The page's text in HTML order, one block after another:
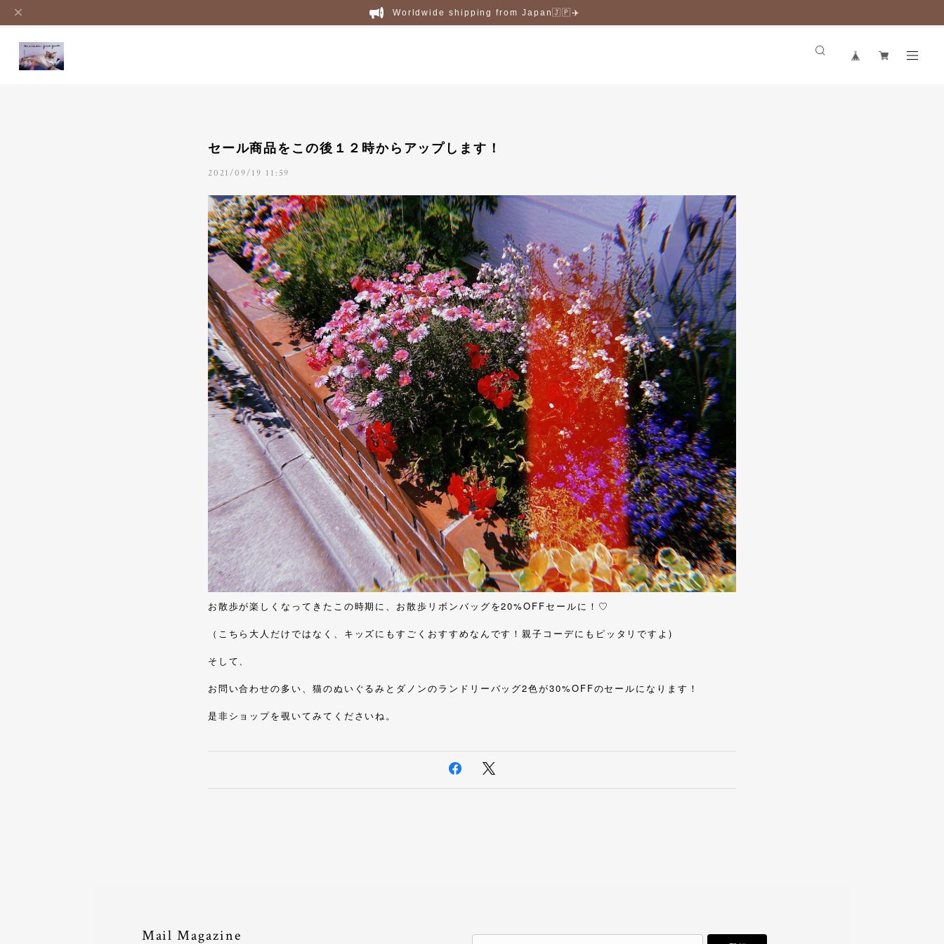
Worldwide shipping from Japan🇯🇵✈️
セール商品をこの後１２時からアップします！
2021/09/19 11:59
お散歩が楽しくなってきたこの時期に、お散歩リボンバッグを20%OFFセールに！♡
（こちら大人だけではなく、キッズにもすごくおすすめなんです！親子コーデにもピッタリですよ)
そして、
お問い合わせの多い、猫のぬいぐるみとダノンのランドリーバッグ2色が30%OFFのセールになります！
是非ショップを覗いてみてくださいね。
Mail Magazine